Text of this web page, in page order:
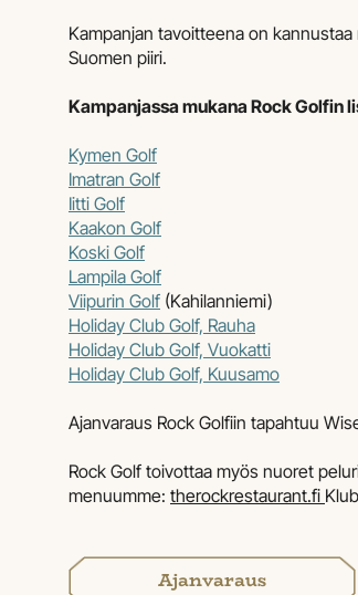
Kampanjan tavoitteena on
Suomen piiri.
Kampanjassa mukana Rock Golfin
Kymen Golf
Imatran Golf
Iitti Golf
Kaakon Golf
Koski Golf
Lampila Golf
Viipurin Golf (Kahilanniemi)
Holiday Club Golf, Rauha
Holiday Club Golf, Vuokatti
Holiday Club Golf, Kuusamo
Ajanvaraus Rock Golfiin tapahtuu
Rock Golf toivottaa myös nuoret
menuumme: therockrestaurant.fi
Ajanvaraus